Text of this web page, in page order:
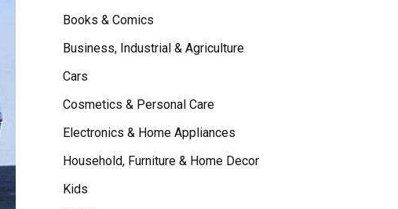
Books & Comics
Business, Industrial & Agriculture
Cars
Cosmetics & Personal Care
Electronics & Home Appliances
Household, Furniture & Home Decor
Kids